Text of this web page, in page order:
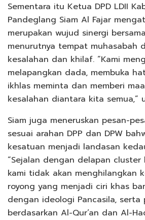
Sementara itu Ketua DPD LDII
Pandeglang Siam Al Fajar
merupakan wujud sinergi
menurutnya tempat muhasabah
kesalahan dan khilaf. “Kami
melapangkan dada, membuka
ikhlas meminta dan memberi
kesalahan diantara kita semua,”
Siam juga meneruskan pesan-
sesuai arahan DPP dan DPW
kesatuan menjadi landasan
“Sejalan dengan delapan cluster
kami tidak akan menghilangkan
royong yang menjadi ciri khas
dengan ideologi Pancasila, serta
berdasarkan Al-Qur’an dan Al-